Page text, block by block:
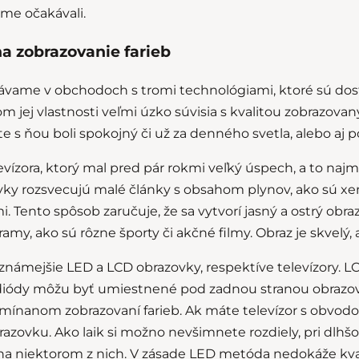
očakávali.
zobrazovanie farieb
v obchodoch s tromi technológiami, ktoré sú
jej vlastnosti veľmi úzko súvisia s kvalitou
s ňou boli spokojný či už za denného svetla, alebo aj
ktorý mal pred pár rokmi veľký úspech, a to
rozsvecujú malé články s obsahom plynov, ako sú
Tento spôsob zaručuje, že sa vytvorí jasný a ostrý
ako sú rôzne športy či akčné filmy. Obraz je
LED a LCD obrazovky, respektíve televízory.
môžu byť umiestnené pod zadnou stranou
zobrazovaní farieb. Ak máte televízor s
Ako laik si možno nevšimnete rozdiely, pri
niektorom z nich. V zásade LED metóda nedokáže